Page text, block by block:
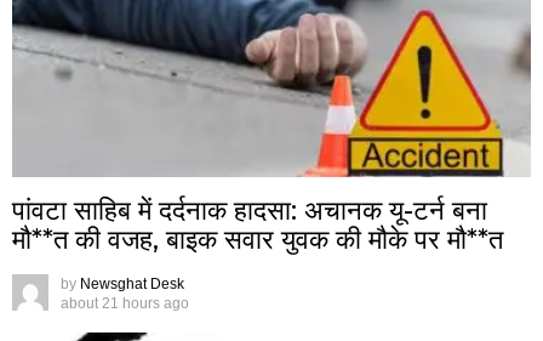
पांवटा साहिब में दर्दनाक हादसा: अचानक यू-टर्न बना
मौ**त की वजह, बाइक सवार युवक की मौके पर मौ**त
by Newsghat Desk
about 21 hours ago